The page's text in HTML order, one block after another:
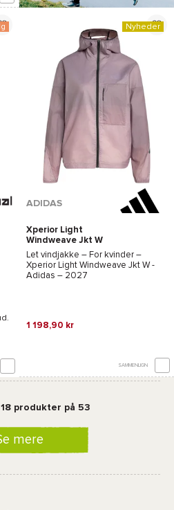
*Se betingelserne
Nyheder
ADIDAS
Xperior Light
Windweave Jkt W
Magic Mauve
Let vindjakke – For kvinder –
Xperior Light Windweave Jkt W -
Adidas – 2027
1 198,90 kr
SAMMENLIGN
produkter på 53
mere